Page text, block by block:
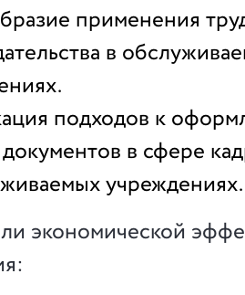
применения
в
подходов к
в сфере
учреждениях.
экономической